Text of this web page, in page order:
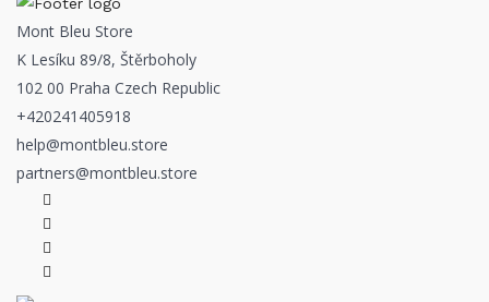
Mont Bleu Store
K Lesíku 89/8, Štěrboholy
102 00 Praha Czech Republic
+420241405918
help@montbleu.store
partners@montbleu.store